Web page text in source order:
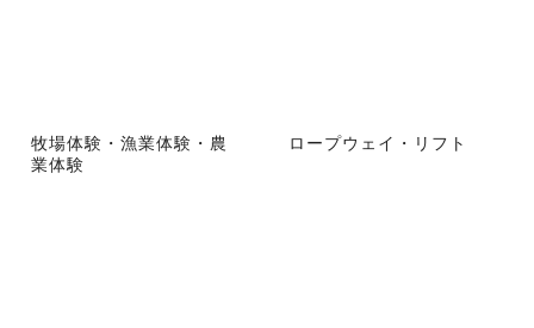
牧場体験・漁業体験・農
業体験
ロープウェイ・リフト